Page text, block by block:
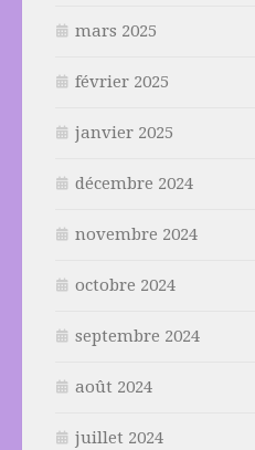
mars 2025
février 2025
janvier 2025
décembre 2024
novembre 2024
octobre 2024
septembre 2024
août 2024
juillet 2024